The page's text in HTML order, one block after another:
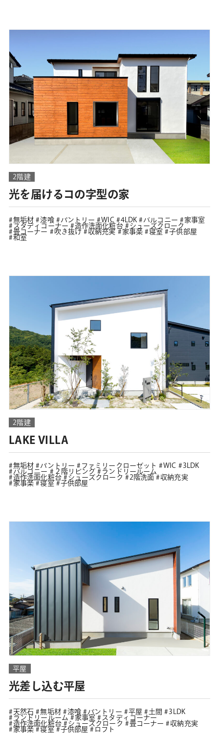
2階建
光を届けるコの字型の家
無垢材 漆喰 パントリー WIC 4LDK バルコニー
家事室
スタディコーナー
造作洗面化粧台
シューズクローク
畳コーナー
吹き抜け 収納充実 家事楽 寝室
子供部屋
和室
2階建
LAKE VILLA
無垢材 パントリー ファミリークローゼット WIC
3LDK
バルコニー
２階リビング
ランドリールーム
造作洗面化粧台
シューズクローク 2階洗面
収納充実
家事楽
寝室 子供部屋
平屋
光差し込む平屋
天然石 無垢材 漆喰 パントリー 平屋 土間
3LDK
ランドリールーム
家事室
スタディコーナー
造作洗面化粧台
シューズクローク 畳コーナー
収納充実
家事楽
寝室 子供部屋 ロフト